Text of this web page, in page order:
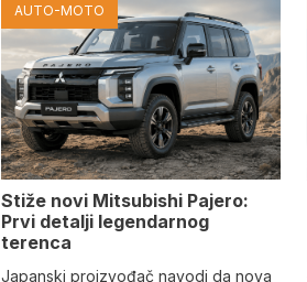
AUTO-MOTO
Stiže novi Mitsubishi Pajero:
Prvi detalji legendarnog
terenca
Japanski proizvođač navodi da nova